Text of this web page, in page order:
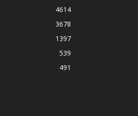
4614
3678
1397
539
491